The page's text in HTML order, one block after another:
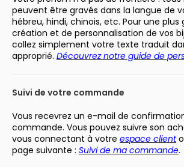
peuvent être gravés dans la langue de
hébreu, hindi, chinois, etc. Pour une
création et de personnalisation de vos
collez simplement votre texte traduit
approprié. Découvrez notre guide de
Suivi de votre commande
Vous recevrez un e-mail de
commande. Vous pouvez suivre son
vous connectant à votre espace client
page suivante : Suivi de ma commande.